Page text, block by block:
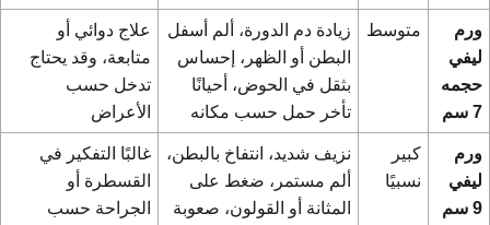
ورم
ليفي
حجمه
7 سم
متوسط
زيادة دم الدورة، ألم أسفل
البطن أو الظهر، إحساس
بثقل في الحوض، أحيانًا
تأخر حمل حسب مكانه
علاج دوائي أو
متابعة، وقد يحتاج
تدخل حسب
الأعراض
ورم
ليفي
9 سم
كبير
نسبيًا
نزيف شديد، انتفاخ بالبطن،
ألم مستمر، ضغط على
المثانة أو القولون، صعوبة
غالبًا التفكير في
القسطرة أو
الجراحة حسب